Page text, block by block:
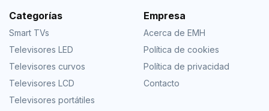
Categorías
Smart TVs
Televisores LED
Televisores curvos
Televisores LCD
Televisores portátiles
Empresa
Acerca de EMH
Política de cookies
Política de privacidad
Contacto